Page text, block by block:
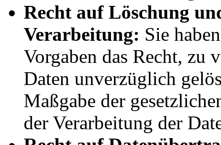
Recht auf Löschung
Verarbeitung: Sie
Vorgaben das Recht, zu
Daten unverzüglich
Maßgabe der
der Verarbeitung der